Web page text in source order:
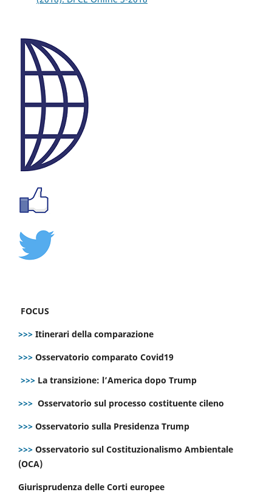
FOCUS
>>> Itinerari della comparazione
>>> Osservatorio comparato Covid19
>>> La transizione: l’America dopo Trump
>>> Osservatorio sul processo costituente cileno
>>> Osservatorio sulla Presidenza Trump
>>> Osservatorio sul Costituzionalismo Ambientale
(OCA)
Giurisprudenza delle Corti europee